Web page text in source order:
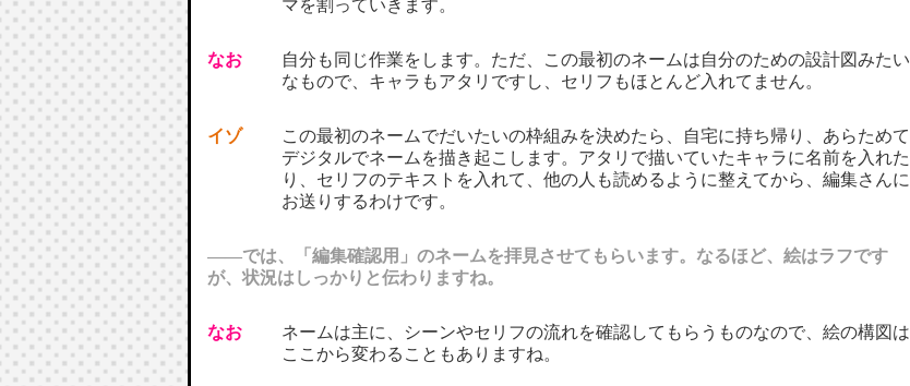
マを割っていきます。
なお
自分も同じ作業をします。ただ、この最初のネームは自分のための設計図みたい
なもので、キャラもアタリですし、セリフもほとんど入れてません。
イゾ
この最初のネームでだいたいの枠組みを決めたら、自宅に持ち帰り、あらためて
デジタルでネームを描き起こします。アタリで描いていたキャラに名前を入れた
り、セリフのテキストを入れて、他の人も読めるように整えてから、編集さんに
お送りするわけです。
――では、「編集確認用」のネームを拝見させてもらいます。なるほど、絵はラフです
が、状況はしっかりと伝わりますね。
なお
ネームは主に、シーンやセリフの流れを確認してもらうものなので、絵の構図は
ここから変わることもありますね。